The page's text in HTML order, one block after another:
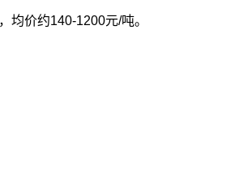
均价约140-1200元/吨。